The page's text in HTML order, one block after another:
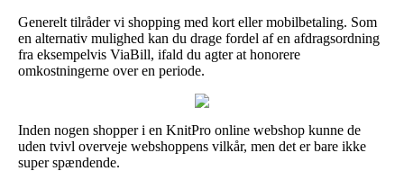
Generelt tilråder vi shopping med kort eller mobilbetaling. Som
en alternativ mulighed kan du drage fordel af en afdragsordning
fra eksempelvis ViaBill, ifald du agter at honorere
omkostningerne over en periode.
Inden nogen shopper i en KnitPro online webshop kunne de
uden tvivl overveje webshoppens vilkår, men det er bare ikke
super spændende.